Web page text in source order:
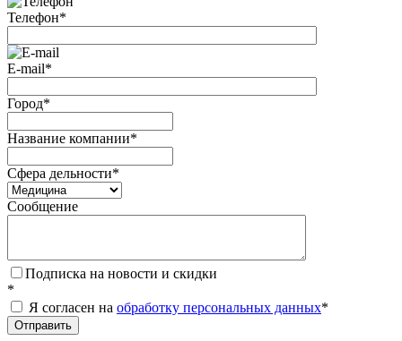
Телефон*
E-mail*
Город*
Название компании*
Сфера дельности*
Сообщение
Подписка на новости и скидки
*
Я согласен на обработку персональных данных*